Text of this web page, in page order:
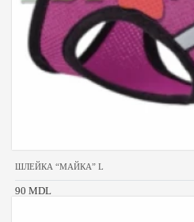
ШЛЕЙКА “МАЙКА” L
90 MDL